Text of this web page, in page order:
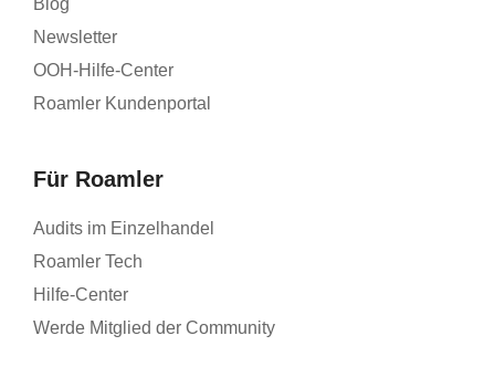
Newsletter
OOH-Hilfe-Center
Roamler Kundenportal
Für Roamler
Audits im Einzelhandel
Roamler Tech
Hilfe-Center
Werde Mitglied der Community